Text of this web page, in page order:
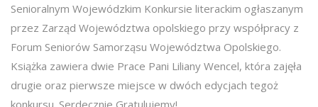
Senioralnym Wojewódzkim Konkursie literackim ogłaszanym
przez Zarząd Województwa opolskiego przy współpracy z
Forum Seniorów Samorząsu Województwa Opolskiego.
Książka zawiera dwie Prace Pani Liliany Wencel, która zajęła
drugie oraz pierwsze miejsce w dwóch edycjach tegoż
konkursu. Serdecznie Gratulujemy!